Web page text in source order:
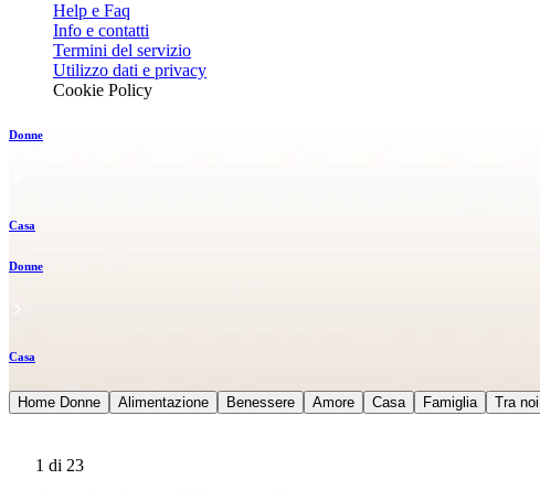
Help e Faq
Info e contatti
Termini del servizio
Utilizzo dati e privacy
Cookie Policy
Donne
Casa
Donne
Casa
Home Donne Alimentazione Benessere Amore Casa Famiglia Tra noi
1 di 23